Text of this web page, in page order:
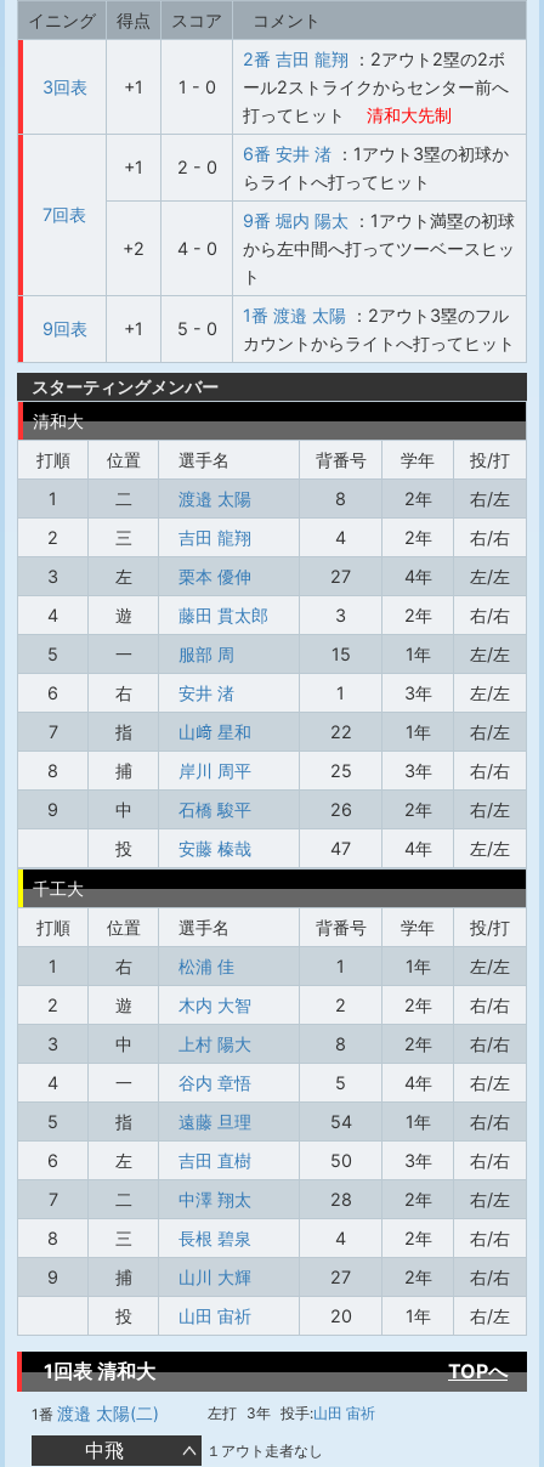
イニング
得点 スコア コメント
3回表 +1 1 - 0
2番 吉田 龍翔 ：2アウト2塁の2ボ
ール2ストライクからセンター前へ
打ってヒット
清和大先制
7回表
+1 2 - 0
6番 安井 渚 ：1アウト3塁の初球か
らライトへ打ってヒット
+2 4 - 0
9番 堀内 陽太 ：1アウト満塁の初球
から左中間へ打ってツーベースヒッ
ト
9回表 +1 5 - 0
1番 渡邉 太陽 ：2アウト3塁のフル
カウントからライトへ打ってヒット
スターティングメンバー
清和大
打順
位置 選手名 背番号 学年
投/打
1
二 渡邉 太陽 8 2年
右/左
2
三 吉田 龍翔 4 2年
右/右
3
左 栗本 優伸 27 4年
左/左
4
遊 藤田 貫太郎 3 2年
右/右
5
一 服部 周 15 1年
左/左
6
右 安井 渚 1 3年
左/左
7
指 山﨑 星和 22 1年
右/左
8
捕 岸川 周平 25 3年
右/右
9
中 石橋 駿平 26 2年
右/左
投
安藤 榛哉 47 4年
左/左
千工大
打順
位置 選手名 背番号 学年
投/打
1
右 松浦 佳 1 1年
左/左
2
遊 木内 大智 2 2年
右/右
3
中 上村 陽大 8 2年
右/右
4
一 谷内 章悟 5 4年
右/左
5
指 遠藤 旦理 54 1年
右/右
6
左 吉田 直樹 50 3年
右/右
7
二 中澤 翔太 28 2年
右/左
8
三 長根 碧泉 4 2年
右/右
9
捕 山川 大輝 27 2年
右/右
投
山田 宙祈 20 1年 右/左
1回表 清和大 TOPへ
1番 渡邉 太陽(二) 左打 3年 投手:山田 宙祈
中飛 １アウト走者なし